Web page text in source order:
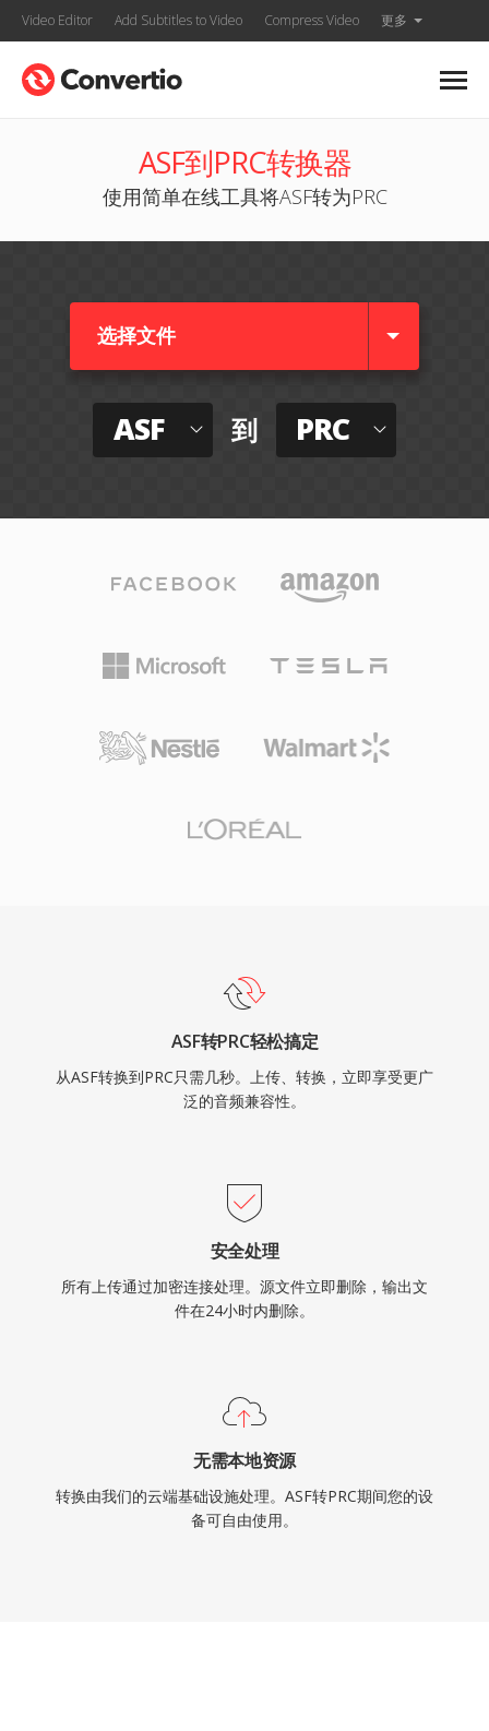
Video Editor Add Subtitles to Video Compress Video 更多
ASF到PRC转换器
使用简单在线工具将ASF转为PRC
选择文件
ASF 到 PRC
ASF转PRC轻松搞定
从ASF转换到PRC只需几秒。上传、转换，立即享受更广
泛的音频兼容性。
安全处理
所有上传通过加密连接处理。源文件立即删除，输出文
件在24小时内删除。
无需本地资源
转换由我们的云端基础设施处理。ASF转PRC期间您的设
备可自由使用。